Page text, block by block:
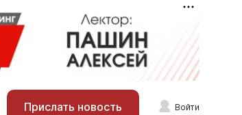
Прислать новость Войти